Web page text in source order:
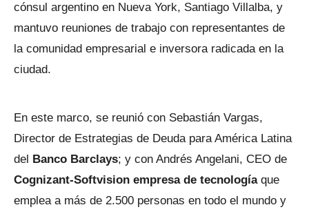
cónsul argentino en Nueva York, Santiago Villalba, y
mantuvo reuniones de trabajo con representantes de
la comunidad empresarial e inversora radicada en la
ciudad.
En este marco, se reunió con Sebastián Vargas,
Director de Estrategias de Deuda para América Latina
del Banco Barclays; y con Andrés Angelani, CEO de
Cognizant-Softvision empresa de tecnología que
emplea a más de 2.500 personas en todo el mundo y